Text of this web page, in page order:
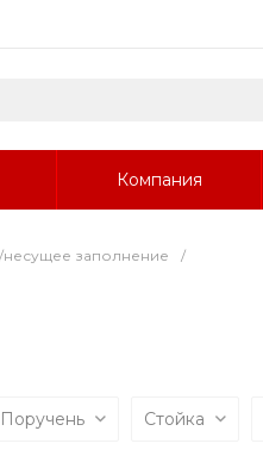
Компания
заполнение
/
Поручень Стойка